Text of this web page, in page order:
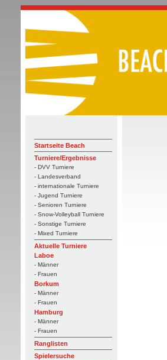
Startseite Beach
Turniere/Ergebnisse
- DVV Turniere
- Landesverband
- internationale Turniere
- Jugend Turniere
- Senioren Turniere
- Snow-Volleyball Turniere
- Sonstige Turniere
- Mixed Turniere
Aktuelle Turniere
Laboe
- Männer
- Frauen
Borkum
- Männer
- Frauen
Hamburg
- Männer
- Frauen
Ranglisten
Spielersuche